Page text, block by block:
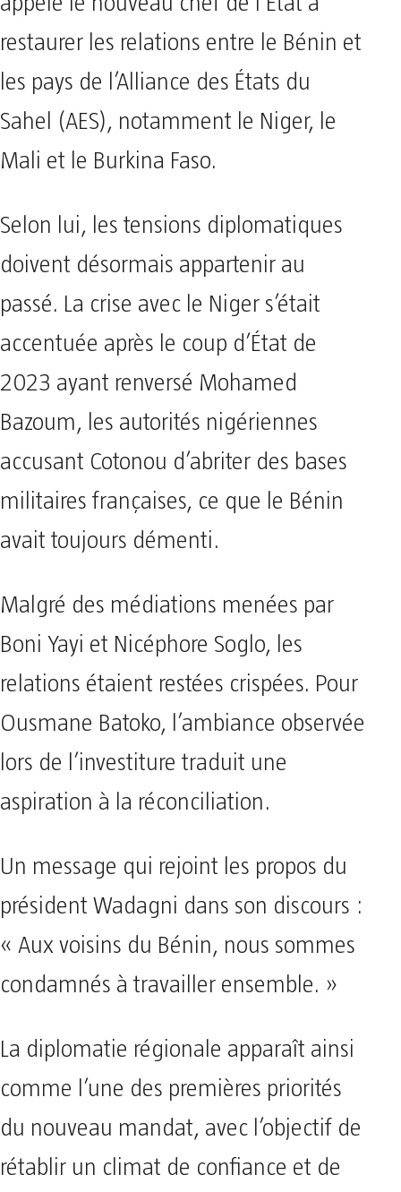
restaurer les relations entre le Bénin et
les pays de l’Alliance des États du
Sahel (AES), notamment le Niger, le
Mali et le Burkina Faso.
Selon lui, les tensions diplomatiques
doivent désormais appartenir au
passé. La crise avec le Niger s’était
accentuée après le coup d’État de
2023 ayant renversé Mohamed
Bazoum, les autorités nigériennes
accusant Cotonou d’abriter des bases
militaires françaises, ce que le Bénin
avait toujours démenti.
Malgré des médiations menées par
Boni Yayi et Nicéphore Soglo, les
relations étaient restées crispées. Pour
Ousmane Batoko, l’ambiance observée
lors de l’investiture traduit une
aspiration à la réconciliation.
Un message qui rejoint les propos du
président Wadagni dans son discours :
« Aux voisins du Bénin, nous sommes
condamnés à travailler ensemble. »
La diplomatie régionale apparaît ainsi
comme l’une des premières priorités
du nouveau mandat, avec l’objectif de
rétablir un climat de confiance et de